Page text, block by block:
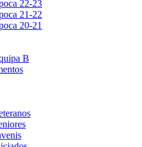
22-23
21-22
20-21
B